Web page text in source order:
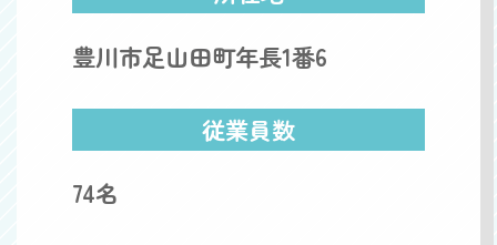
豊川市足山田町年長1番6
従業員数
74名